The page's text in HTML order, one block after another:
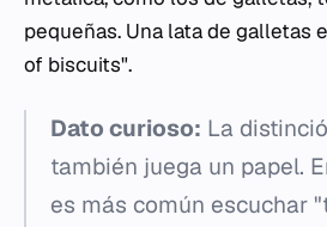
pequeñas. Una lata de galletas
of biscuits".
Dato curioso: La
también juega un papel.
es más común escuchar